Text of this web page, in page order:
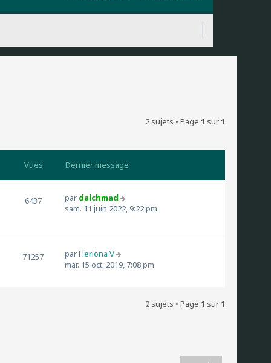
2 sujets • Page 1 sur1
Vues Dernier message
6437 par dalchmad
sam. 11 juin 2022, 9:22 pm
71257 parHeriona V
mar. 15 oct. 2019, 7:08 pm
2 sujets • Page 1 sur1